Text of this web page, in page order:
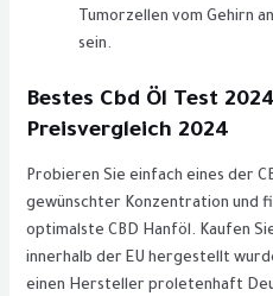
Tumorzellen vom Gehirn
sein.
Bestes Cbd Öl Test
Preisvergleich 2024
Probieren Sie einfach eines der
gewünschter Konzentration und
optimalste CBD Hanföl. Kaufen
innerhalb der EU hergestellt
einen Hersteller proletenhaft